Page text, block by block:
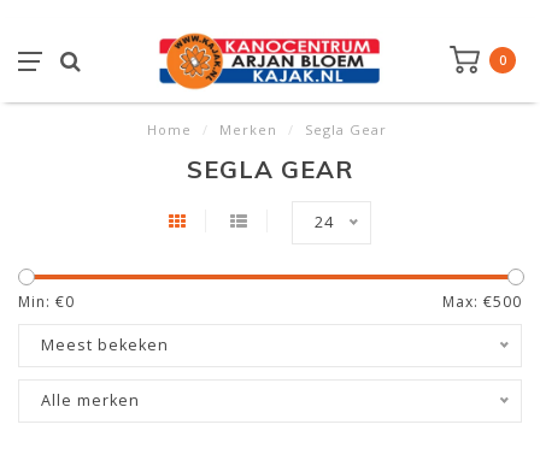
0
Home / Merken / Segla Gear
SEGLA GEAR
24
Min: €0 Max: €500
Meest bekeken
Alle merken